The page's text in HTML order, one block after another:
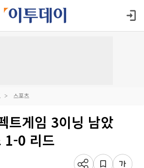
스포츠
트게임 3이닝 남았
0 리드